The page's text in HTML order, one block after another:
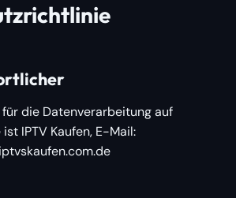
die Datenverarbeitung auf
IPTV Kaufen, E-Mail: